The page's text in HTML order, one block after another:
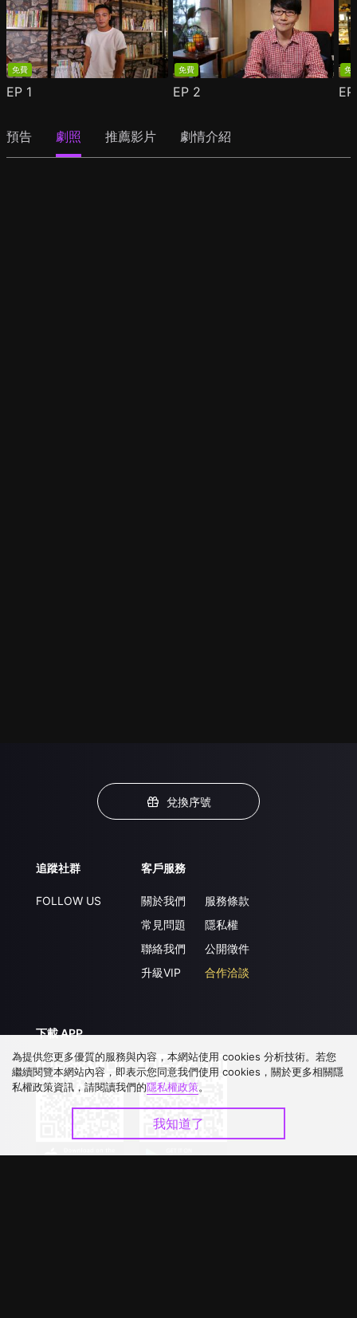
免費
EP 1
免費
EP 2
免
預告 劇照 推薦影片 劇情介紹
兌換序號
追蹤社群
FOLLOW US
客戶服務
關於我們
常見問題
聯絡我們
升級VIP
服務條款
隱私權
公開徵件
合作洽談
下載 APP
為提供您更多優質的服務與內容，本網站使用 cookies 分析技術。若您
繼續閱覽本網站內容，即表示您同意我們使用 cookies，關於更多相關隱
私權政策資訊，請閱讀我們的隱私權政策。
我知道了